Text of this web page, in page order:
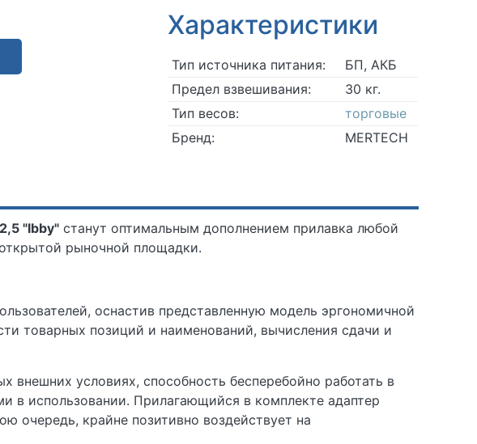
Характеристики
Тип источника питания:
БП, АКБ
Предел взвешивания:
30 кг.
Тип весов:
торговые
Бренд:
MERTECH
"Ibby" станут оптимальным дополнением прилавка любой
рыночной площадки.
оснастив представленную модель эргономичной
товарных позиций и наименований, вычисления сдачи и
внешних условиях, способность бесперебойно работать в
в использовании. Прилагающийся в комплекте адаптер
очередь, крайне позитивно воздействует на